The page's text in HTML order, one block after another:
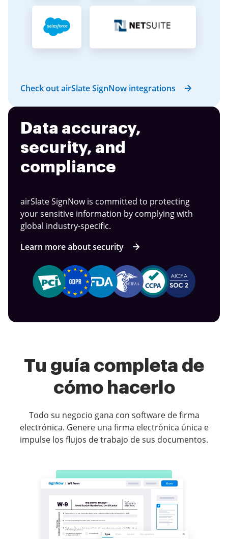
Check out airSlate SignNow integrations
Data accuracy,
security, and
compliance
airSlate SignNow is committed to protecting
your sensitive information by complying with
global industry-specific.
Learn more about security
Tu guía completa de
cómo hacerlo
Todo su negocio gana con software de firma
electrónica. Genere una firma electrónica única e
impulse los flujos de trabajo de sus documentos.